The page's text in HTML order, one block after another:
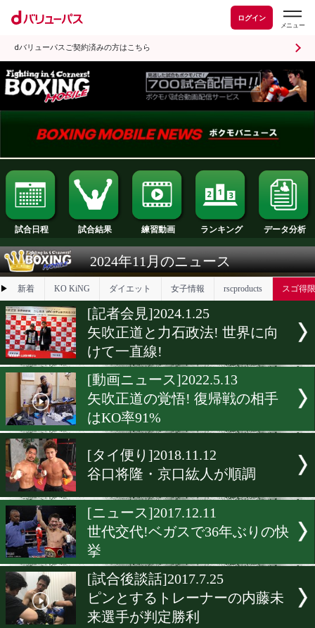
ログイン
dバリューパスご契約済みの方はこちら
試合日程 試合結果 練習動画 ランキング
2024年11月のニュース
▶ 新着 KO KiNG ダイエット
[記者会見]2024.1.25
矢吹正道と力石政法! 世界
けて一直線!
[動画ニュース]2022.5.13
矢吹正道の覚悟! 復帰戦の
はKO率91%
谷口将隆・京口紘人が順調
[ニュース]2017.12.11